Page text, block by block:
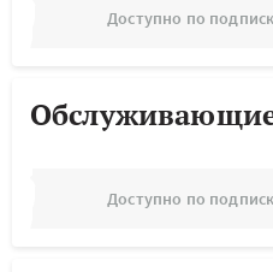
Доступно по
Доступно по